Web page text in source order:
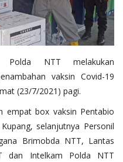
Polda NTT melakukan
vaksin Covid-19
(23/7/2021) pagi.
empat box vaksin Pentabio
selanjutnya Personil
Brimobda NTT, Lantas
dan Intelkam Polda NTT